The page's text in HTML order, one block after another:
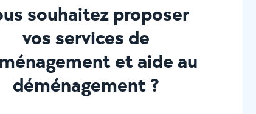
souhaitez proposer
vos services de
et aide au
déménagement ?